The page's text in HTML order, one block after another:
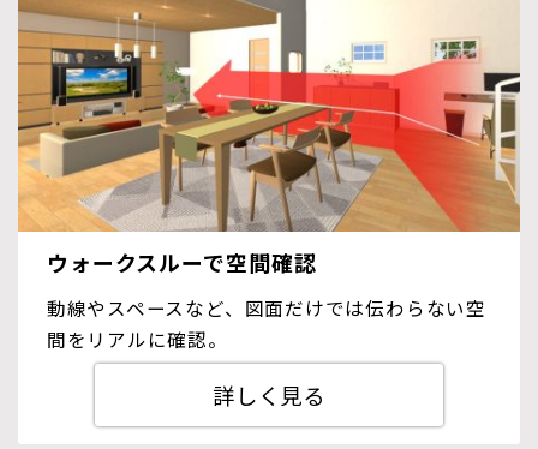
ウォークスルーで空間確認
動線やスペースなど、図面だけでは伝わらない空
間をリアルに確認。
詳しく見る